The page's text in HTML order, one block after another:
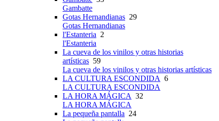
Gambatte
Gotas Hernandianas 29
Gotas Hernandianas
l'Estanteria 2
l'Estanteria
La cueva de los vinilos y otras historias
artísticas 59
La cueva de los vinilos y otras historias artísticas
LA CULTURA ESCONDIDA 6
LA CULTURA ESCONDIDA
LA HORA MÁGICA 32
LA HORA MÁGICA
La pequeña pantalla 24